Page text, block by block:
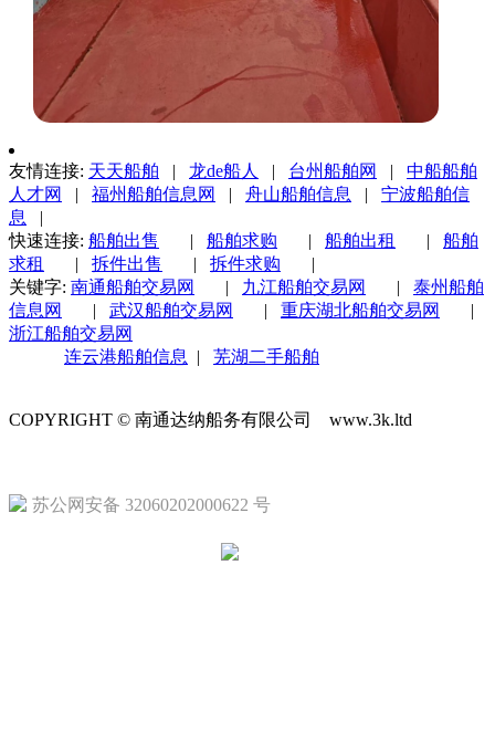
友情连接: 天天船舶 | 龙de船人 | 台州船舶网 | 中船船舶
人才网
| 福州船舶信息网 | 舟山船舶信息 | 宁波船舶信
息
|
快速连接: 船舶出售 | 船舶求购 | 船舶出租 | 船舶
求租
| 拆件出售 | 拆件求购 |
关键字: 南通船舶交易网 | 九江船舶交易网 | 泰州船舶
信息网
| 武汉船舶交易网 | 重庆湖北船舶交易网
|
浙江船舶交易网
连云港船舶信息
| 芜湖二手船舶
COPYRIGHT © 南通达纳船务有限公司 www.3k.ltd
苏公网安备 32060202000622 号